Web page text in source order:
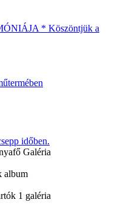
* ​Köszöntjük a
időben.
Galéria
album
1 galéria